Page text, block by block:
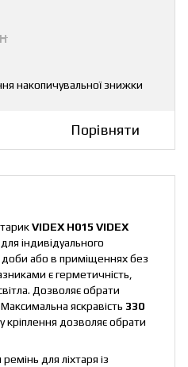
накопичувальної знижки
Порівняти
VIDEX H015 VIDEX
індивідуального
або в приміщеннях без
є герметичність,
Дозволяє обрати
яскравість 330
кріплення дозволяє обрати
для ліхтаря із